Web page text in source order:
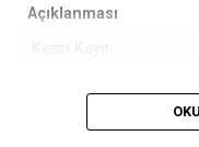
Açıklanması